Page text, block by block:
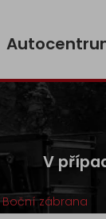
V
Boční zábrana